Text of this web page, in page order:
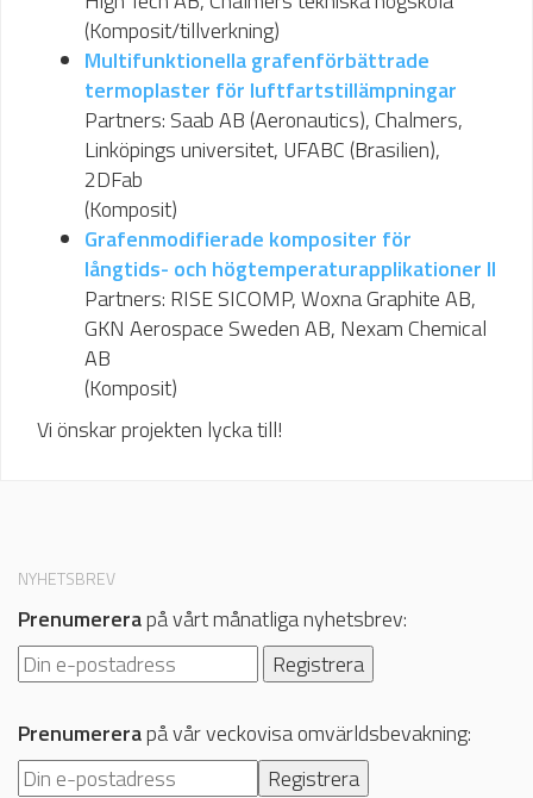
(Komposit/tillverkning)
Multifunktionella grafenförbättrade
termoplaster för luftfartstillämpningar
Partners: Saab AB (Aeronautics), Chalmers,
Linköpings universitet, UFABC (Brasilien),
2DFab
(Komposit)
Grafenmodifierade kompositer för
långtids- och högtemperaturapplikationer II
Partners: RISE SICOMP, Woxna Graphite AB,
GKN Aerospace Sweden AB, Nexam Chemical
AB
(Komposit)
Vi önskar projekten lycka till!
NYHETSBREV
Prenumererapå vårt månatliga nyhetsbrev:
Prenumererapå vår veckovisa omvärldsbevakning: